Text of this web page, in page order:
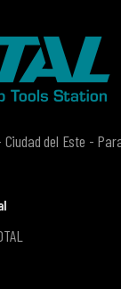
Ciudad del Este -